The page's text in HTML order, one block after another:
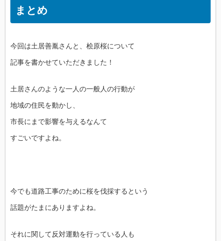
まとめ
今回は土居善胤さんと、桧原桜について
記事を書かせていただきました！
土居さんのような一人の一般人の行動が
地域の住民を動かし、
市長にまで影響を与えるなんて
すごいですよね。
今でも道路工事のために桜を伐採するという
話題がたまにありますよね。
それに関して反対運動を行っている人も